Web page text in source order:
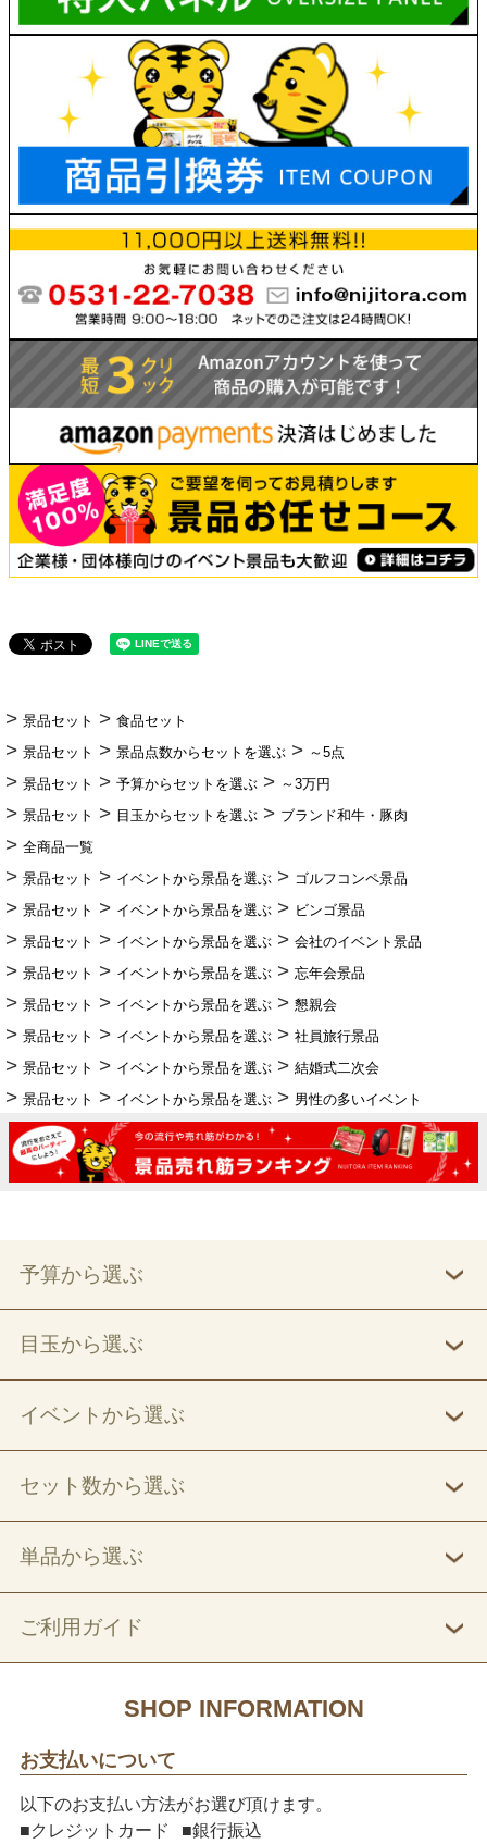
景品セット
食品セット
景品セット
景品点数からセットを選ぶ
～5点
景品セット
予算からセットを選ぶ
～3万円
景品セット
目玉からセットを選ぶ
ブランド和牛・豚肉
全商品一覧
景品セット
イベントから景品を選ぶ
ゴルフコンペ景品
景品セット
イベントから景品を選ぶ
ビンゴ景品
景品セット
イベントから景品を選ぶ
会社のイベント景品
景品セット
イベントから景品を選ぶ
忘年会景品
景品セット
イベントから景品を選ぶ
懇親会
景品セット
イベントから景品を選ぶ
社員旅行景品
景品セット
イベントから景品を選ぶ
結婚式二次会
景品セット
イベントから景品を選ぶ 男性の多いイベント
予算から選ぶ
目玉から選ぶ
イベントから選ぶ
セット数から選ぶ
単品から選ぶ
ご利用ガイド
SHOP INFORMATION
お支払いについて
以下のお支払い方法がお選び頂けます。
■クレジットカード
■銀行振込